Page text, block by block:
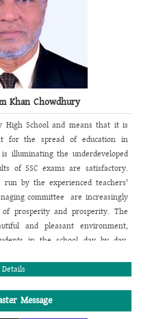
Khan Chowdhury
High School and means that it is
for the spread of education in
illuminating the underdeveloped
of SSC exams are satisfactory.
by the experienced teachers'
committee are increasingly
prosperity and prosperity. The
and pleasant environment,
in the school day by day.
is increasing. There is a beautiful
and library requirements. The
is higher due to the increase in
Details
Message